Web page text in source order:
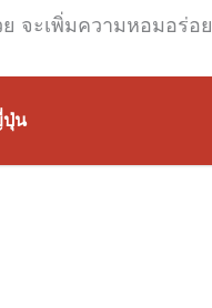
จะเพิ่มความหอมอร่อ
ปุ่น